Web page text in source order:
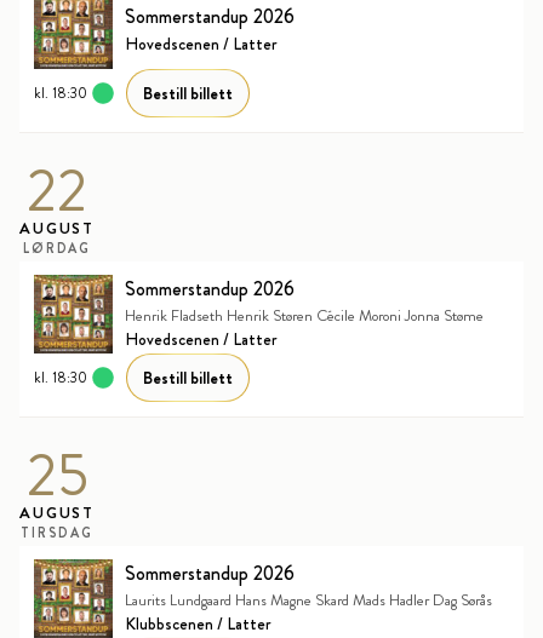
Sommerstandup 2026
Hovedscenen / Latter
kl. 18:30 Bestill billett
22
AUGUST
LØRDAG
Sommerstandup 2026
Henrik Fladseth Henrik Støren Cécile Moroni Jonna Støme
Hovedscenen / Latter
kl. 18:30 Bestill billett
25
AUGUST
TIRSDAG
Sommerstandup 2026
Laurits Lundgaard Hans Magne Skard Mads Hadler Dag Sørås
Klubbscenen / Latter